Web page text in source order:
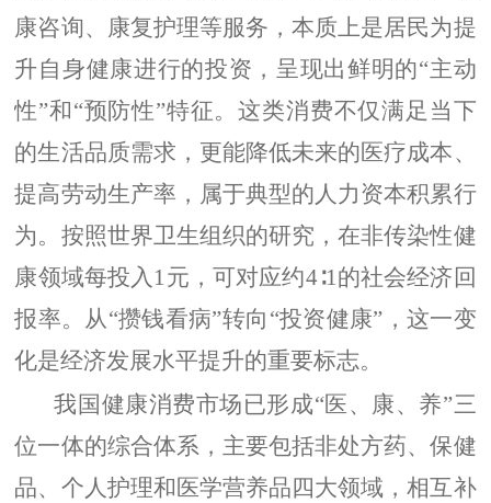
康咨询、康复护理等服务，本质上是居民为提
升自身健康进行的投资，呈现出鲜明的“主动
性”和“预防性”特征。这类消费不仅满足当下
的生活品质需求，更能降低未来的医疗成本、
提高劳动生产率，属于典型的人力资本积累行
为。按照世界卫生组织的研究，在非传染性健
康领域每投入1元，可对应约4∶1的社会经济回
报率。从“攒钱看病”转向“投资健康”，这一变
化是经济发展水平提升的重要标志。
我国健康消费市场已形成“医、康、养”三
位一体的综合体系，主要包括非处方药、保健
品、个人护理和医学营养品四大领域，相互补